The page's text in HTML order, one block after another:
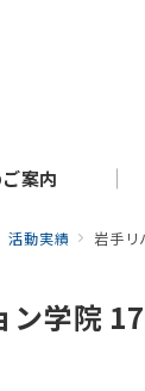
案内
活動実績 岩手リ
ン学院